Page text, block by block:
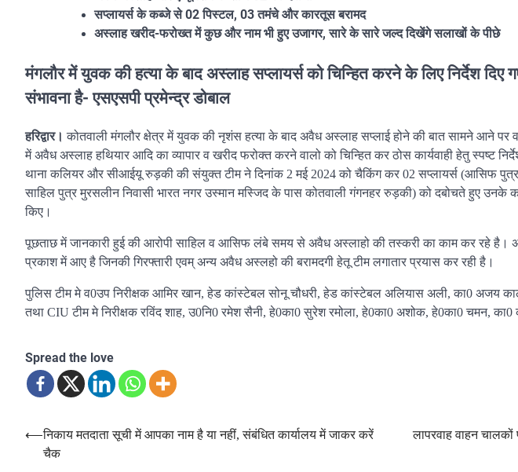
सप्लायर्स के कब्जे से 02 पिस्टल, 03 तमंचे और कारतूस बरामद
अस्लाह खरीद-फरोख्त में कुछ और नाम भी हुए उजागर, सारे के सारे जल्द दिखेंगे सलाखों के पीछे
मंगलौर में युवक की हत्या के बाद अस्लाह सप्लायर्स को चिन्हित करने के लिए निर्देश
संभावना है- एसएसपी प्रमेन्द्र डोबाल
हरिद्वार। कोतवाली मंगलौर क्षेत्र में युवक की नृशंस हत्या के बाद अवैध अस्लाह सप्लाई होने की बात सामने आने पर
में अवैध अस्लाह हथियार आदि का व्यापार व खरीद फरोक्त करने वालो को चिन्हित कर ठोस कार्यवाही हेतु स्पष्ट
थाना कलियर और सीआईयू रुड़की की संयुक्त टीम ने दिनांक 2 मई 2024 को चैकिंग कर 02 सप्लायर्स (आसिफ पुत्र
साहिल पुत्र मुरसलीन निवासी भारत नगर उस्मान मस्जिद के पास कोतवाली गंगनहर रुड़की) को दबोचते हुए उनके
किए।
पूछताछ में जानकारी हुई की आरोपी साहिल व आसिफ लंबे समय से अवैध अस्लाहो की तस्करी का काम कर रहे है।
प्रकाश में आए है जिनकी गिरफ्तारी एवम् अन्य अवैध अस्लहो की बरामदगी हेतू टीम लगातार प्रयास कर रही है।
पुलिस टीम मे व0उप निरीक्षक आमिर खान, हेड कांस्टेबल सोनू चौधरी, हेड कांस्टेबल अलियास अली, का0 अजय
तथा CIU टीम मे निरीक्षक रविंद शाह, उ0नि0 रमेश सैनी, हे0का0 सुरेश रमोला, हे0का0 अशोक, हे0का0 चमन, का0
Spread the love
Post
navigation
⟵निकाय मतदाता सूची में आपका नाम है या नहीं, संबंधित कार्यालय में जाकर करें
चैक
लापरवाह वाहन